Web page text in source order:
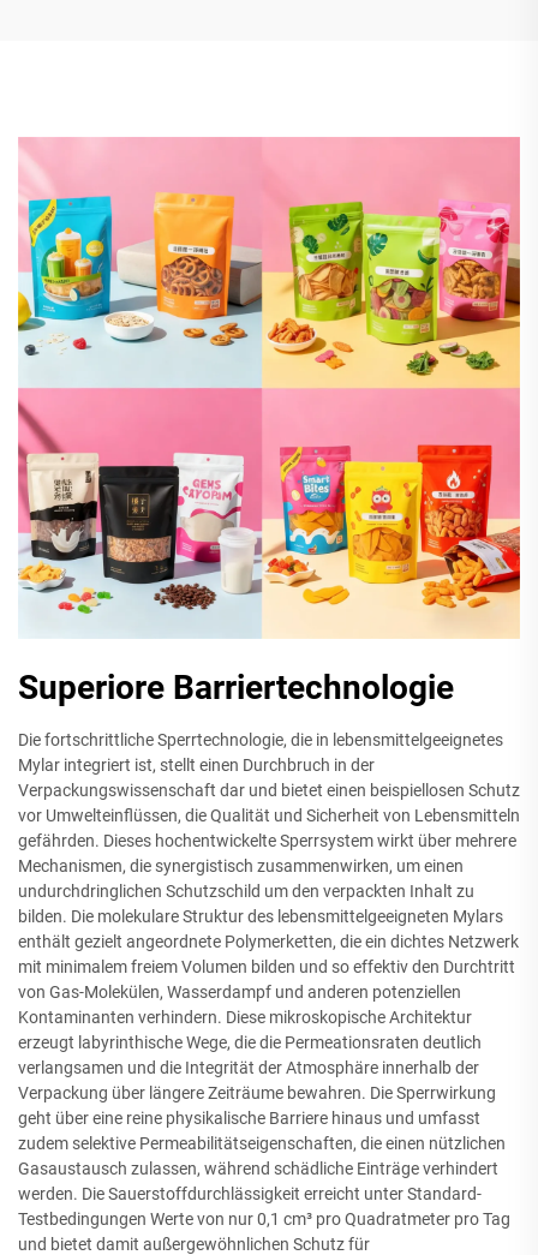
Superiore Barriertechnologie
Die fortschrittliche Sperrtechnologie, die in lebensmittelgeeignetes
Mylar integriert ist, stellt einen Durchbruch in der
Verpackungswissenschaft dar und bietet einen beispiellosen Schutz
vor Umwelteinflüssen, die Qualität und Sicherheit von Lebensmitteln
gefährden. Dieses hochentwickelte Sperrsystem wirkt über mehrere
Mechanismen, die synergistisch zusammenwirken, um einen
undurchdringlichen Schutzschild um den verpackten Inhalt zu
bilden. Die molekulare Struktur des lebensmittelgeeigneten Mylars
enthält gezielt angeordnete Polymerketten, die ein dichtes Netzwerk
mit minimalem freiem Volumen bilden und so effektiv den Durchtritt
von Gas-Molekülen, Wasserdampf und anderen potenziellen
Kontaminanten verhindern. Diese mikroskopische Architektur
erzeugt labyrinthische Wege, die die Permeationsraten deutlich
verlangsamen und die Integrität der Atmosphäre innerhalb der
Verpackung über längere Zeiträume bewahren. Die Sperrwirkung
geht über eine reine physikalische Barriere hinaus und umfasst
zudem selektive Permeabilitätseigenschaften, die einen nützlichen
Gasaustausch zulassen, während schädliche Einträge verhindert
werden. Die Sauerstoffdurchlässigkeit erreicht unter Standard-
Testbedingungen Werte von nur 0,1 cm³ pro Quadratmeter pro Tag
und bietet damit außergewöhnlichen Schutz für